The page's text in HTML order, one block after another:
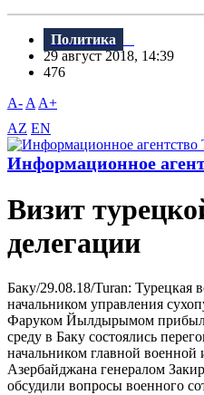
Политика
29 август 2018, 14:39
476
A- A A+
AZ EN
Информационное
Визит
делегации
Баку/29.08.18/Turan: Турецкая
начальником управления
Фаруком Йылдырымом
среду в Баку состоялись
начальником главной
Азербайджана генералом
обсудили вопросы военного